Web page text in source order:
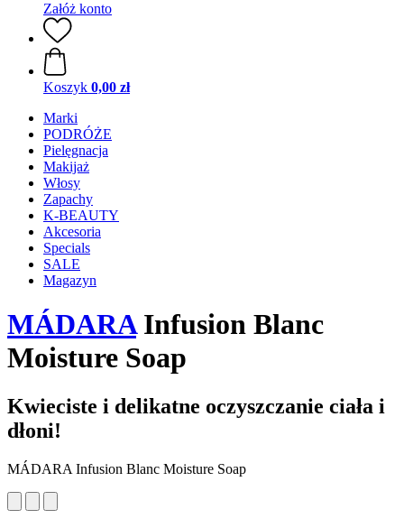
Załóż konto
Koszyk 0,00 zł
Marki
PODRÓŻE
Pielęgnacja
Makijaż
Włosy
Zapachy
K-BEAUTY
Akcesoria
Specials
SALE
Magazyn
MÁDARAInfusion Blanc
Moisture Soap
Kwieciste i delikatne oczyszczanie ciała i
dłoni!
MÁDARA Infusion Blanc Moisture Soap